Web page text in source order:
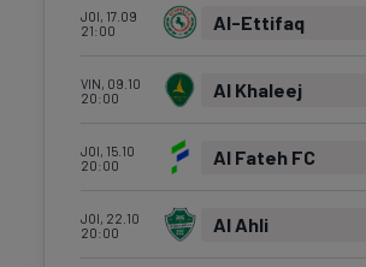
JOI, 17.09
21:00
Al-Ettifaq
VIN, 09.10
20:00
Al Khaleej
JOI, 15.10
20:00
Al Fateh FC
JOI, 22.10
20:00
Al Ahli